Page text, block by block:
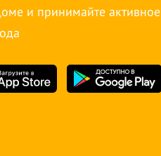
и принимайте активное